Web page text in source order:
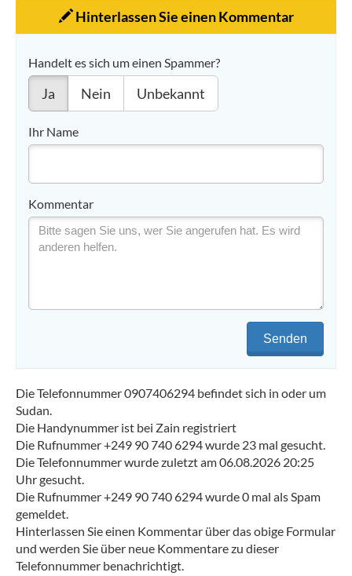
Hinterlassen Sie einen Kommentar
Handelt es sich um einen Spammer?
Ja Nein Unbekannt
Ihr Name
Kommentar
Senden
Die Telefonnummer 0907406294 befindet sich in oder um
Sudan.
Die Handynummer ist bei Zain registriert
Die Rufnummer +249 90 740 6294 wurde 23 mal gesucht.
Die Telefonnummer wurde zuletzt am 06.08.2026 20:25
Uhr gesucht.
Die Rufnummer +249 90 740 6294 wurde 0 mal als Spam
gemeldet.
Hinterlassen Sie einen Kommentar über das obige Formular
und werden Sie über neue Kommentare zu dieser
Telefonnummer benachrichtigt.